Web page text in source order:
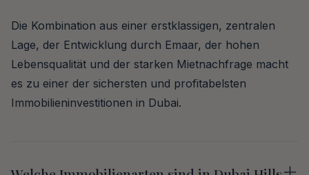
Die Kombination aus einer erstklassigen, zentralen
Lage, der Entwicklung durch Emaar, der hohen
Lebensqualität und der starken Mietnachfrage macht
es zu einer der sichersten und profitabelsten
Immobilieninvestitionen in Dubai.